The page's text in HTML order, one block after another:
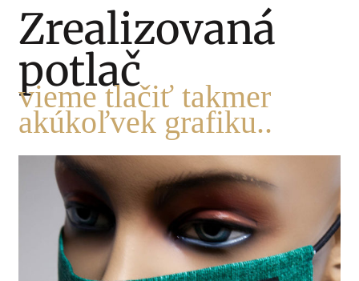
Zrealizovaná
potlač
vieme tlačiť takmer
akúkoľvek grafiku..